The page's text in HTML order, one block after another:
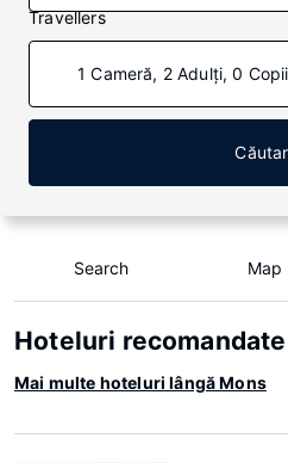
Travellers
1 Cameră, 2 Adulți, 0 Copii
Search Map
Hoteluri
Mai multe hoteluri lângă Mons